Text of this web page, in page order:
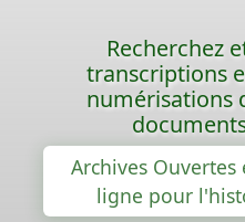
Recherchez
transcriptions
numérisations
Archives
ligne pour